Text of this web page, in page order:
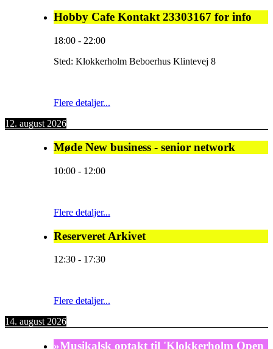
Hobby Cafe Kontakt 23303167 for info
18:00 - 22:00
Sted: Klokkerholm Beboerhus Klintevej 8
Flere detaljer...
12. august 2026
Møde New business - senior network
10:00 - 12:00
Flere detaljer...
Reserveret Arkivet
12:30 - 17:30
Flere detaljer...
14. august 2026
»Musikalsk optakt til 'Klokkerholm Open